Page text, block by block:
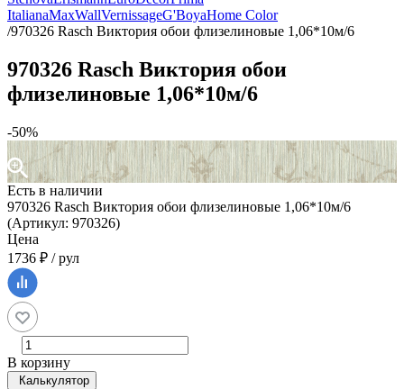
ItalianaMaxWallVernissageG'BoyaHome Color
/970326 Rasch Виктория обои флизелиновые 1,06*10м/6
970326 Rasch Виктория обои
флизелиновые 1,06*10м/6
-50%
Есть в наличии
970326 Rasch Виктория обои флизелиновые 1,06*10м/6
(Артикул: 970326)
Цена
1736 ₽ / рул
В корзину
Калькулятор